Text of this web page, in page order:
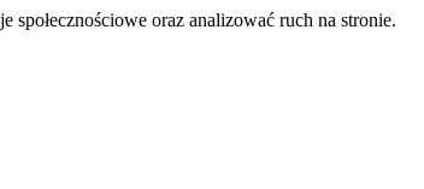
oraz analizować ruch na stronie.